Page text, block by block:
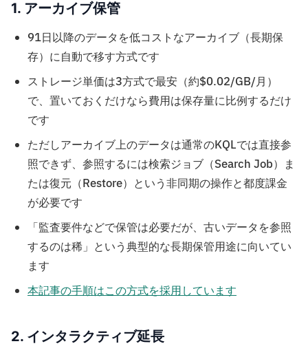
1. アーカイブ保管
91日以降のデータを低コストなアーカイブ（長期保
存）に自動で移す方式です
ストレージ単価は3方式で最安（約$0.02/GB/月）
で、置いておくだけなら費用は保存量に比例するだけ
です
ただしアーカイブ上のデータは通常のKQLでは直接参
照できず、参照するには検索ジョブ（Search Job）ま
たは復元（Restore）という非同期の操作と都度課金
が必要です
「監査要件などで保管は必要だが、古いデータを参照
するのは稀」という典型的な長期保管用途に向いてい
ます
本記事の手順はこの方式を採用しています
2. インタラクティブ延長